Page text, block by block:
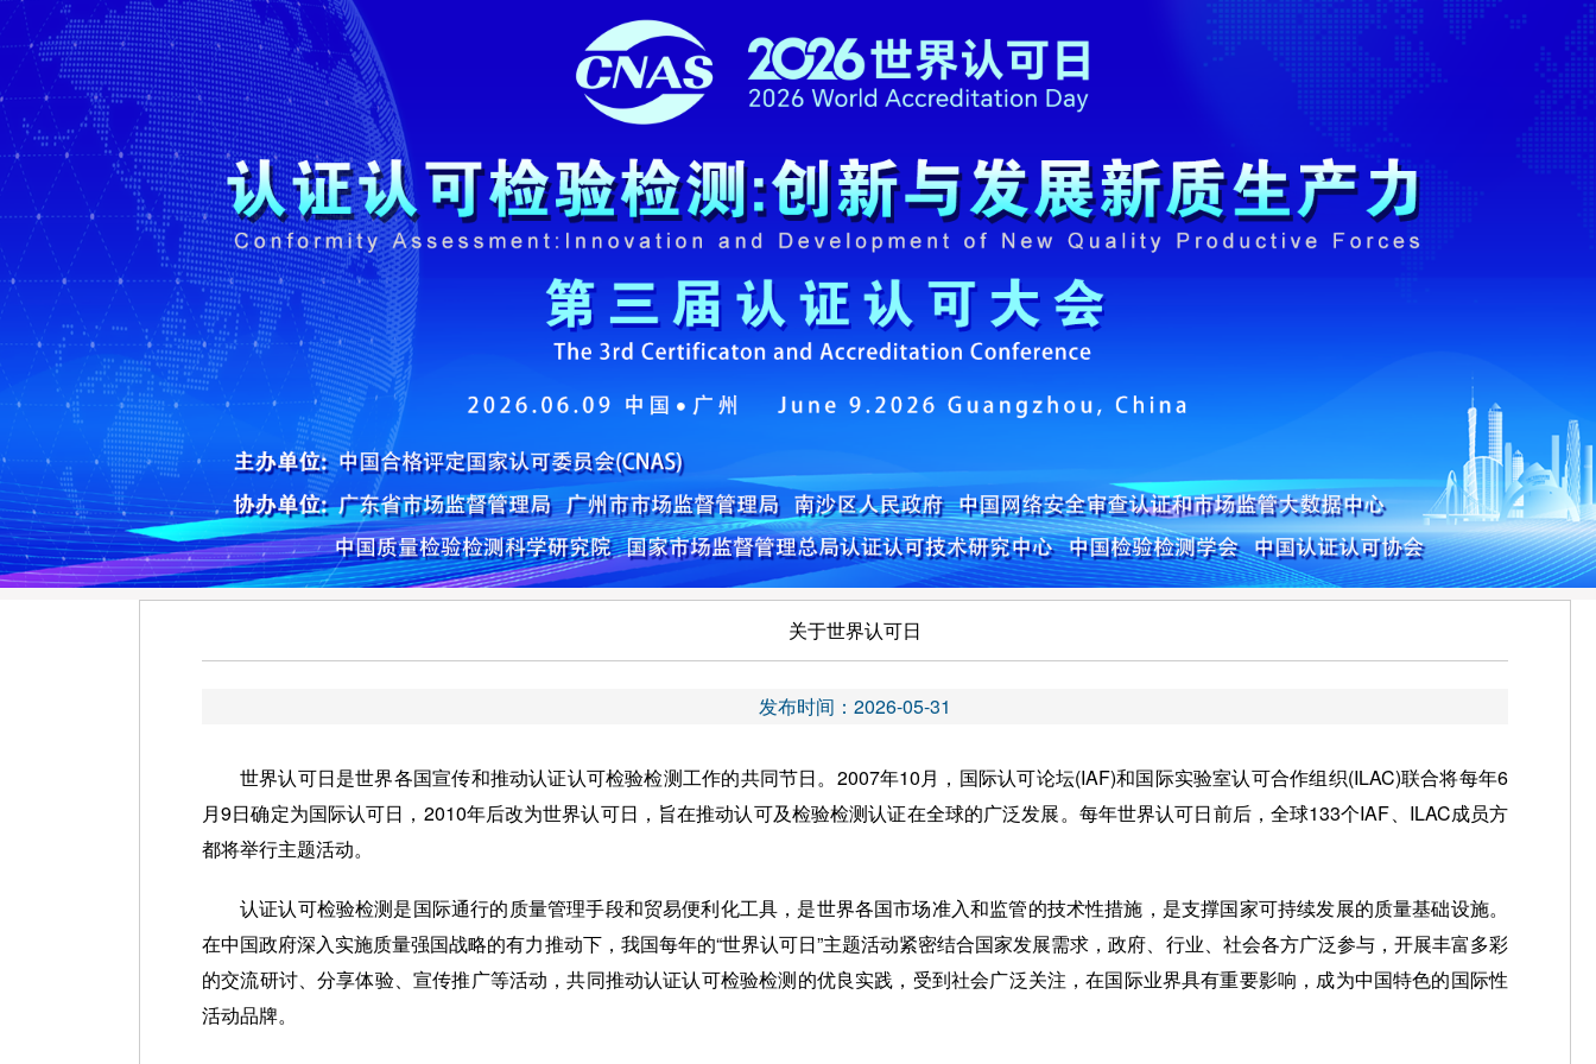
关于世界认可日
发布时间：2026-05-31
世界认可日是世界各国宣传和推动认证认可检验检测工作的共同节日。2007年10月，国际认可论坛(IAF)和国际实验室认可合作组织(ILAC)联合将每年6
月9日确定为国际认可日，2010年后改为世界认可日，旨在推动认可及检验检测认证在全球的广泛发展。每年世界认可日前后，全球133个IAF、ILAC成员方
都将举行主题活动。
认证认可检验检测是国际通行的质量管理手段和贸易便利化工具，是世界各国市场准入和监管的技术性措施，是支撑国家可持续发展的质量基础设施。
在中国政府深入实施质量强国战略的有力推动下，我国每年的“世界认可日”主题活动紧密结合国家发展需求，政府、行业、社会各方广泛参与，开展丰富多彩
的交流研讨、分享体验、宣传推广等活动，共同推动认证认可检验检测的优良实践，受到社会广泛关注，在国际业界具有重要影响，成为中国特色的国际性
活动品牌。